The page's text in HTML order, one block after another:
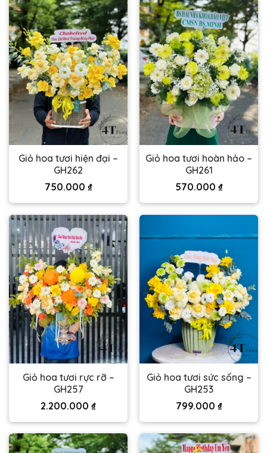
Giỏ hoa tươi hiện đại –
GH262
750.000 ₫
Giỏ hoa tươi hoàn hảo –
GH261
570.000 ₫
Giỏ hoa tươi rực rỡ –
GH257
2.200.000 ₫
Giỏ hoa tươi sức sống –
GH253
799.000 ₫